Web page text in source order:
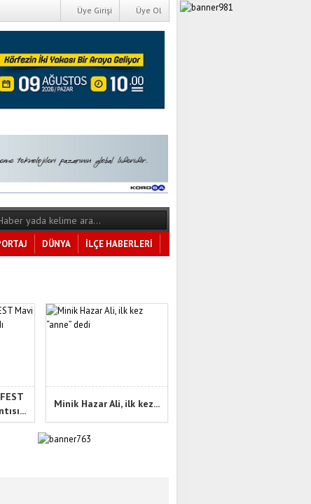
Üye Ol
Üye Girişi
DÜNYA
İLÇE HABERLERİ
Minik Hazar Ali, ilk kez...